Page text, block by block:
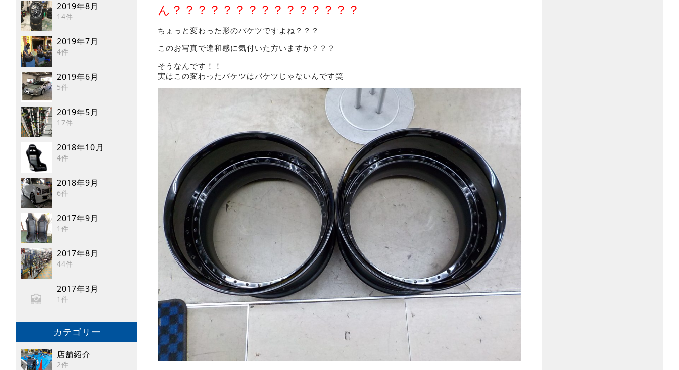
2019年8月
14件
2019年7月
4件
2019年6月
5件
2019年5月
17件
2018年10月
4件
2018年9月
6件
2017年9月
1件
2017年8月
44件
2017年3月
1件
カテゴリー
店舗紹介
2件
ん？？？？？？？？？？？？？？？
ちょっと変わった形のバケツですよね？？？
このお写真で違和感に気付いた方いますか？？？
そうなんです！！
実はこの変わったバケツはバケツじゃないんです笑